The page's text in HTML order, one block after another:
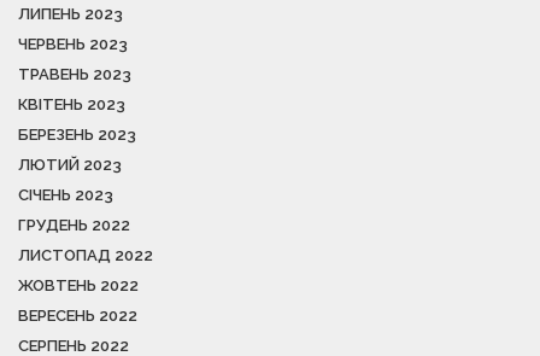
ЛИПЕНЬ 2023
ЧЕРВЕНЬ 2023
ТРАВЕНЬ 2023
КВІТЕНЬ 2023
БЕРЕЗЕНЬ 2023
ЛЮТИЙ 2023
СІЧЕНЬ 2023
ГРУДЕНЬ 2022
ЛИСТОПАД 2022
ЖОВТЕНЬ 2022
ВЕРЕСЕНЬ 2022
СЕРПЕНЬ 2022